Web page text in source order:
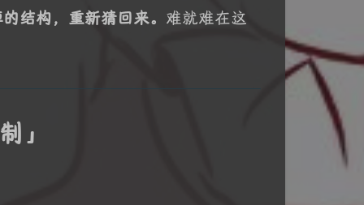
结构，重新猜回来。 难就难在这
」